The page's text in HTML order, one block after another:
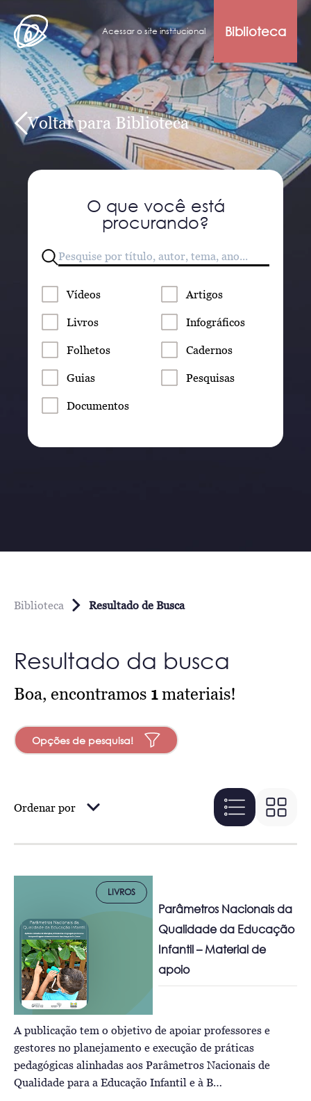
Acessar o site institucional Biblioteca
Voltar para Biblioteca
O que você está
procurando?
Vídeos Artigos
Livros Infográficos
Folhetos Cadernos
Guias Pesquisas
Documentos
Biblioteca Resultado de Busca
Resultado da busca
Boa, encontramos 1materiais!
Opções de pesquisa!
Ordenar por
LIVROS
Parâmetros Nacionais da
Qualidade da Educação
Infantil – Material de
apoio
A publicação tem o objetivo de apoiar professores e
gestores no planejamento e execução de práticas
pedagógicas alinhadas aos Parâmetros Nacionais de
Qualidade para a Educação Infantil e à B…